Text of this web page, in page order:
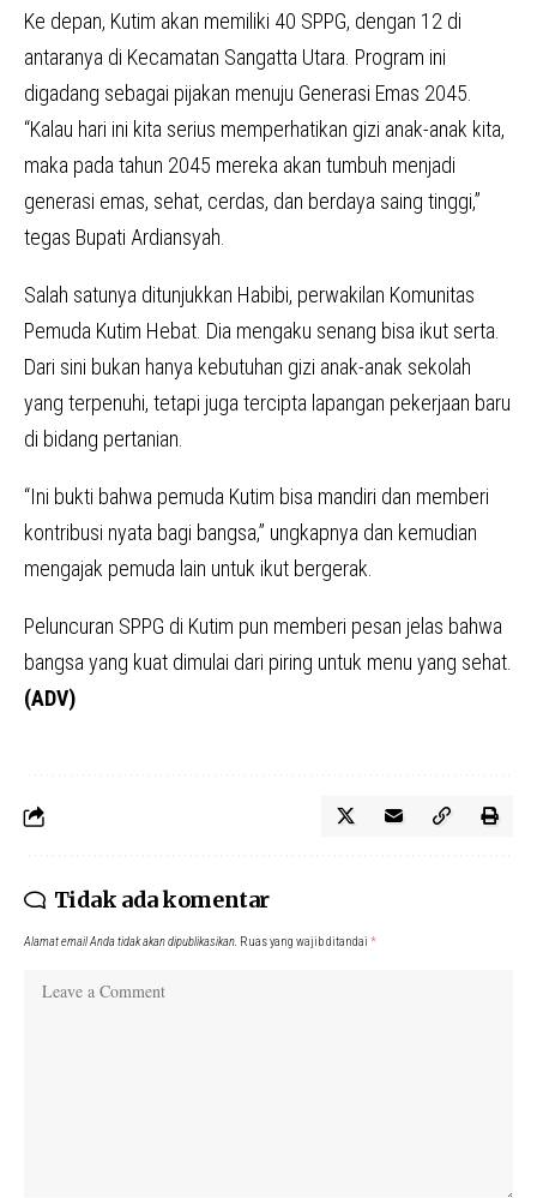
Ke depan, Kutim akan memiliki 40 SPPG, dengan 12 di
antaranya di Kecamatan Sangatta Utara. Program ini
digadang sebagai pijakan menuju Generasi Emas 2045.
“Kalau hari ini kita serius memperhatikan gizi anak-anak kita,
maka pada tahun 2045 mereka akan tumbuh menjadi
generasi emas, sehat, cerdas, dan berdaya saing tinggi,”
tegas Bupati Ardiansyah.
Salah satunya ditunjukkan Habibi, perwakilan Komunitas
Pemuda Kutim Hebat. Dia mengaku senang bisa ikut serta.
Dari sini bukan hanya kebutuhan gizi anak-anak sekolah
yang terpenuhi, tetapi juga tercipta lapangan pekerjaan baru
di bidang pertanian.
“Ini bukti bahwa pemuda Kutim bisa mandiri dan memberi
kontribusi nyata bagi bangsa,” ungkapnya dan kemudian
mengajak pemuda lain untuk ikut bergerak.
Peluncuran SPPG di Kutim pun memberi pesan jelas bahwa
bangsa yang kuat dimulai dari piring untuk menu yang sehat.
(ADV)
Tidak ada komentar
Alamat email Anda tidak akan dipublikasikan. Ruas yang wajib ditandai *